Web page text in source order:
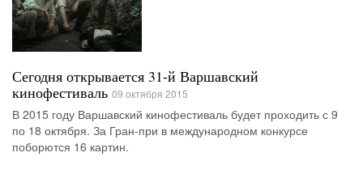
Сегодня открывается 31-й Варшавский
кинофестиваль 09 октября 2015
В 2015 году Варшавский кинофестиваль будет проходить с 9
по 18 октября. За Гран-при в международном конкурсе
поборются 16 картин.